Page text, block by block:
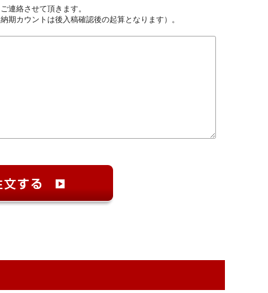
連絡させて頂きます。
期カウントは後入稿確認後の起算となります）。